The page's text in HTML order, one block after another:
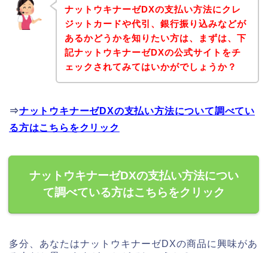
ナットウキナーゼDXの支払い方法にクレ
ジットカードや代引、銀行振り込みなどが
あるかどうかを知りたい方は、まずは、下
記ナットウキナーゼDXの公式サイトをチ
ェックされてみてはいかがでしょうか？
⇒ナットウキナーゼDXの支払い方法について調べてい
る方はこちらをクリック
ナットウキナーゼDXの支払い方法につい
て調べている方はこちらをクリック
多分、あなたはナットウキナーゼDXの商品に興味があ